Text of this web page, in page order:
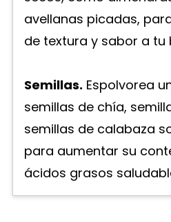
avellanas picadas,
de textura y sabor a tu
Semillas. Espolvorea
semillas de chía,
semillas de calabaza
para aumentar su
ácidos grasos